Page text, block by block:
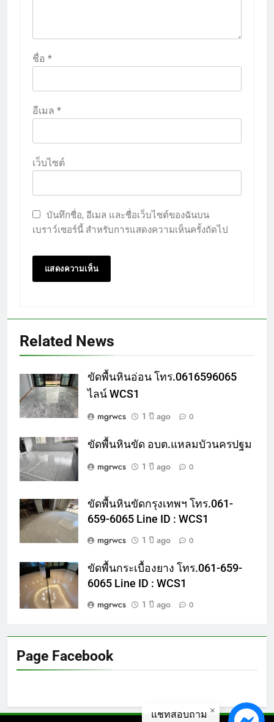
ชื่อ *
อีเมล *
เว็บไซต์
บันทึกชื่อ, อีเมล และชื่อเว็บไซต์ของฉันบน
เบราว์เซอร์นี้ สำหรับการแสดงความเห็นครั้งถัดไป
Related News
ขัดพื้นหินอ่อน โทร.0616596065
ไลน์ WCS1
mgrwcs
1 ปี ago 0
ขัดพื้นหินขัด อบต.แหลมบัวนครปฐม
mgrwcs
1 ปี ago 0
ขัดพื้นหินขัดกรุงเทพฯ โทร.061-
659-6065 Line ID : WCS1
mgrwcs
1 ปี ago 0
ขัดพื้นกระเบื้องยาง โทร.061-659-
6065 Line ID : WCS1
mgrwcs
1 ปี ago 0
Page Facebook
แชทสอบถาม